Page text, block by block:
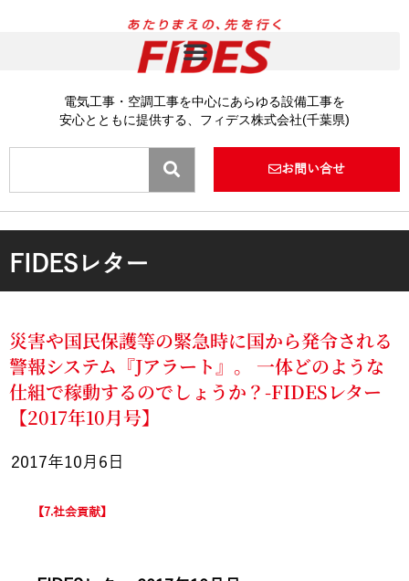
電気工事・空調工事を中心にあらゆる設備工事を
安心とともに提供する、フィデス株式会社(千葉県)
お問い合せ
FIDESレター
災害や国民保護等の緊急時に国から発令される
警報システム『Jアラート』。 一体どのような
仕組で稼動するのでしょうか？-FIDESレター
【2017年10月号】
2017年10月6日
7.社会貢献